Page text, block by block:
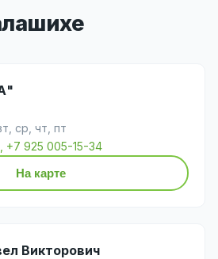
ср, чт, пт
+7 925 005-15-34
На карте
Викторович